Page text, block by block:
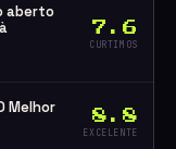
aberto
7.6
CURTIMOS
Melhor
8.8
EXCELENTE